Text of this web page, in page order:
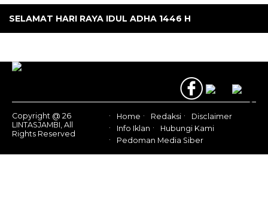
SELAMAT HARI RAYA IDUL ADHA 1446 H
Copyright @ 26
LINTASJAMBI, All
Rights Reserved
Home Redaksi
Disclaimer
Info Iklan
Hubungi Kami
Pedoman Media Siber